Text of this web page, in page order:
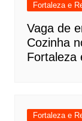
Fortaleza e
Vaga de
Cozinha
Fortaleza
Fortaleza e